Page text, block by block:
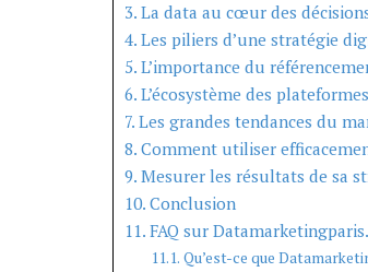
La data au cœur des
Les piliers d’une stratégie
L’importance du
L’écosystème des
Les grandes tendances du
Comment utiliser
Mesurer les résultats de sa
Conclusion
FAQ sur
Qu’est-ce que